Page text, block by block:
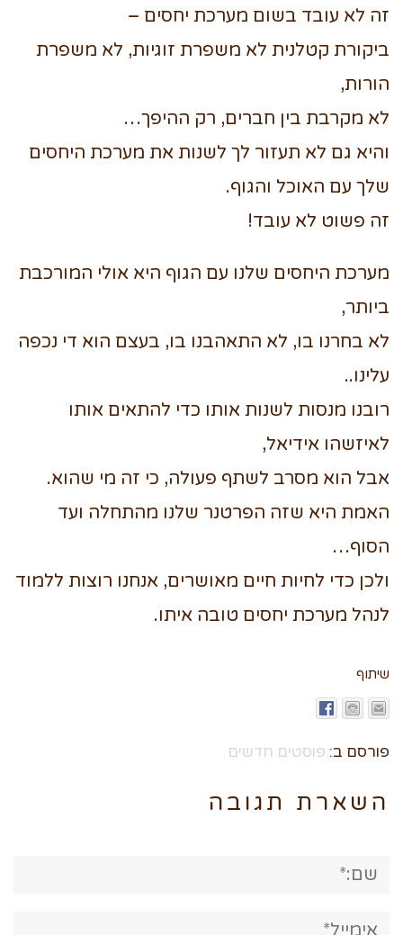
זה לא עובד בשום מערכת יחסים –
ביקורת קטלנית לא משפרת זוגיות, לא משפרת
הורות,
לא מקרבת בין חברים, רק ההיפך…
והיא גם לא תעזור לך לשנות את מערכת היחסים
שלך עם האוכל והגוף.
זה פשוט לא עובד!
מערכת היחסים שלנו עם הגוף היא אולי המורכבת
ביותר,
לא בחרנו בו, לא התאהבנו בו, בעצם הוא די נכפה
עלינו..
רובנו מנסות לשנות אותו כדי להתאים אותו
לאיזשהו אידיאל,
אבל הוא מסרב לשתף פעולה, כי זה מי שהוא.
האמת היא שזה הפרטנר שלנו מהתחלה ועד
הסוף…
ולכן כדי לחיות חיים מאושרים, אנחנו רוצות ללמוד
לנהל מערכת יחסים טובה איתו.
שיתוף
פורסם ב: פוסטים חדשים
השארת תגובה
שם:*
אימייל*